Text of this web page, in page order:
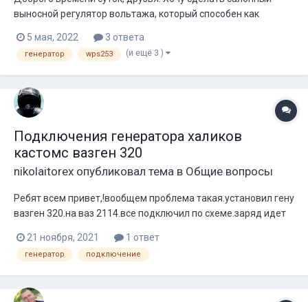
выносной регулятор вольтажа, который способен как
чисто спортивный интерес, покупал себе повышающий, но
появилась потребность в обратном. Буду благодарен за
схему сего устройства....
5 мая, 2022 3 ответа
генератор wps253 (и ещё 3 )
Подключения генератора халиков
кастомс вазген 320
nikolaitorex опубликовал тема в Общие вопросы
Ребят всем привет,!вообщем проблема такая.установил гену
вазген 320.на ваз 2114.все подключил по схеме.заряд идет
гаснет.подскажите как решить эту проблему?
21 ноября, 2021 1 ответ
генератор подключение